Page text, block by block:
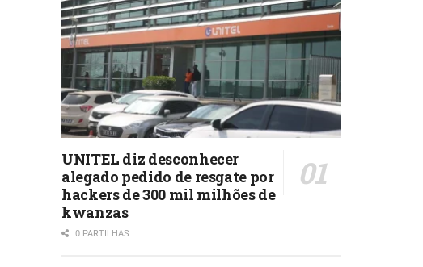
UNITEL diz desconhecer
alegado pedido de resgate por
hackers de 300 mil milhões de
kwanzas
0 PARTILHAS